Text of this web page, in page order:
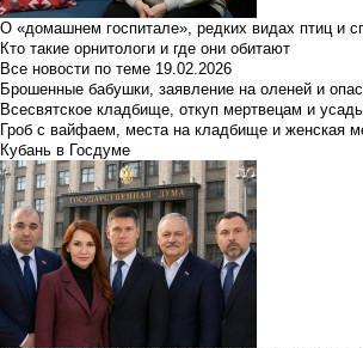
О «домашнем госпитале», редких видах птиц и
Кто такие орнитологи и где они обитают
Все новости по теме 19.02.2026
Брошенные бабушки, заявление на оленей и
Всесвятское кладбище, откуп мертвецам и
Гроб с вайфаем, места на кладбище и женская
Кубань в Госдуме